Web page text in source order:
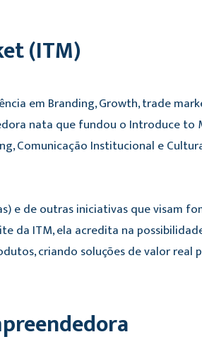
(ITM)
em Branding, Growth, trade
nata que fundou o Introduce to
Comunicação Institucional e
e de outras iniciativas que visam
da ITM, ela acredita na
criando soluções de valor real